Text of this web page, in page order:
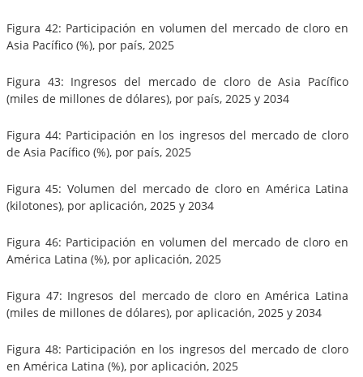
Figura 42: Participación en volumen del mercado de cloro en
Asia Pacífico (%), por país, 2025
Figura 43: Ingresos del mercado de cloro de Asia Pacífico
(miles de millones de dólares), por país, 2025 y 2034
Figura 44: Participación en los ingresos del mercado de cloro
de Asia Pacífico (%), por país, 2025
Figura 45: Volumen del mercado de cloro en América Latina
(kilotones), por aplicación, 2025 y 2034
Figura 46: Participación en volumen del mercado de cloro en
América Latina (%), por aplicación, 2025
Figura 47: Ingresos del mercado de cloro en América Latina
(miles de millones de dólares), por aplicación, 2025 y 2034
Figura 48: Participación en los ingresos del mercado de cloro
en América Latina (%), por aplicación, 2025